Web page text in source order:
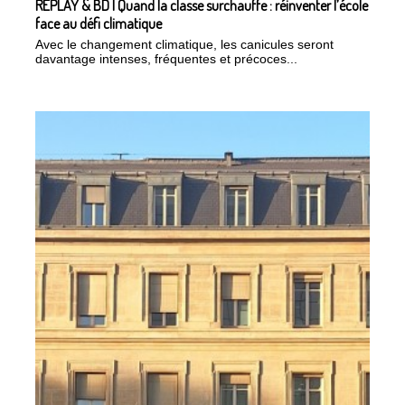
REPLAY & BD | Quand la classe surchauffe : réinventer l’école
face au défi climatique
Avec le changement climatique, les canicules seront
davantage intenses, fréquentes et précoces...